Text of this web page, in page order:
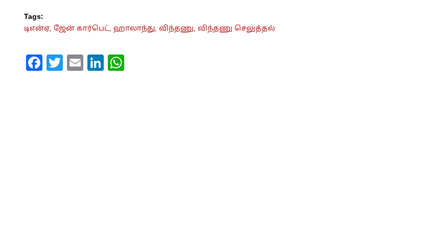
Tags:
டிஎன்ஏ, ஜேன் கார்பெட், ஹாலாந்து, விந்தணு, விந்தணு செலுத்தல்
Facebook
Twitter
EmailLinkedIn